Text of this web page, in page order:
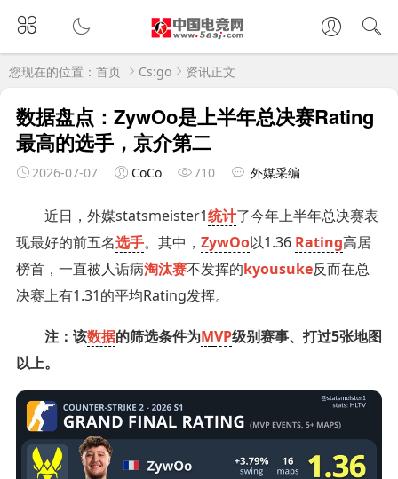
您现在的位置： 首页 Cs:go 资讯正文
数据盘点：ZywOo是上半年总决赛Rating
最高的选手，京介第二
2026-07-07 CoCo 710 外媒采编
近日，外媒statsmeister1统计了今年上半年总决赛表
现最好的前五名选手。其中， ZywOo以1.36 Rating高居
榜首，一直被人诟病淘汰赛不发挥的kyousuke反而在总
决赛上有1.31的平均Rating发挥。
注：该数据的筛选条件为MVP级别赛事、打过5张地图
以上。